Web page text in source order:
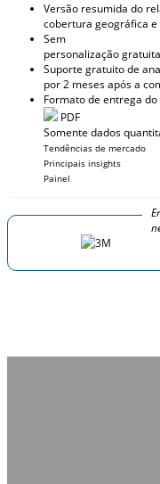
Versão resumida do
cobertura geográfica
Sem
personalização gratuita
Suporte gratuito de
por 2 meses após a
Formato de entrega
PDF
Somente dados
Tendências de mercado
Principais insights
Painel